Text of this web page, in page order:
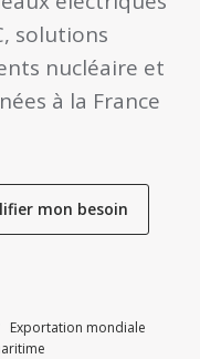
solutions
nucléaire et
à la France
mon besoin
Exportation mondiale